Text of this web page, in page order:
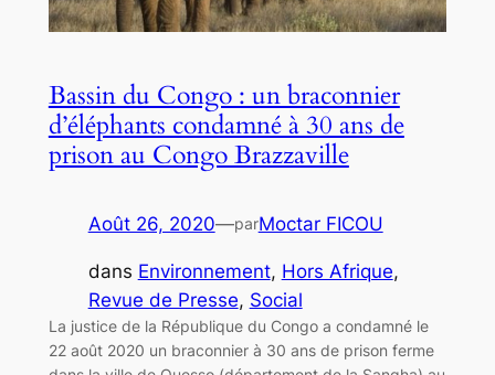
Bassin du Congo : un braconnier
d’éléphants condamné à 30 ans de
prison au Congo Brazzaville
Août 26, 2020—parMoctar FICOU
dans Environnement, Hors Afrique
Revue de Presse, Social
La justice de la République du Congo a condamné le
22 août 2020 un braconnier à 30 ans de prison ferme